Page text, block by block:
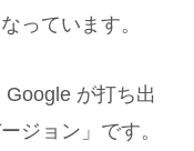
っています。
が打ち出
ジョン」です。